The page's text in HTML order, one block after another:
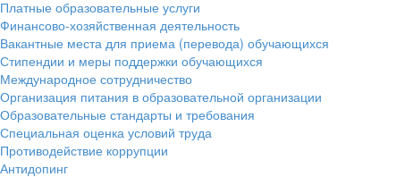
Платные образовательные услуги
Финансово-хозяйственная деятельность
Вакантные места для приема (перевода) обучающихся
Стипендии и меры поддержки обучающихся
Международное сотрудничество
Организация питания в образовательной организации
Образовательные стандарты и требования
Специальная оценка условий труда
Противодействие коррупции
Антидопинг